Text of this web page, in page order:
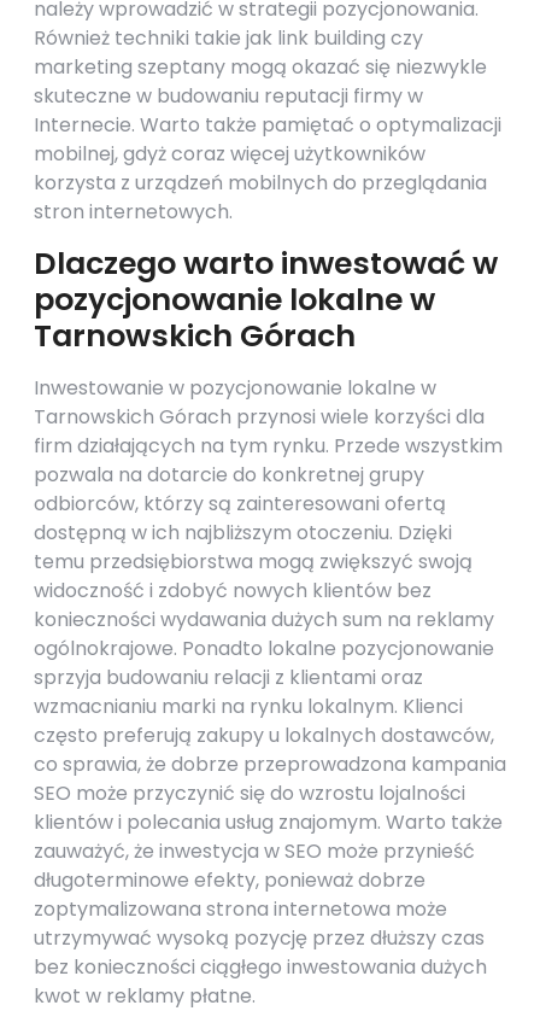
należy wprowadzić w strategii pozycjonowania.
Również techniki takie jak link building czy
marketing szeptany mogą okazać się niezwykle
skuteczne w budowaniu reputacji firmy w
Internecie. Warto także pamiętać o optymalizacji
mobilnej, gdyż coraz więcej użytkowników
korzysta z urządzeń mobilnych do przeglądania
stron internetowych.
Dlaczego warto inwestować w
pozycjonowanie lokalne w
Tarnowskich Górach
Inwestowanie w pozycjonowanie lokalne w
Tarnowskich Górach przynosi wiele korzyści dla
firm działających na tym rynku. Przede wszystkim
pozwala na dotarcie do konkretnej grupy
odbiorców, którzy są zainteresowani ofertą
dostępną w ich najbliższym otoczeniu. Dzięki
temu przedsiębiorstwa mogą zwiększyć swoją
widoczność i zdobyć nowych klientów bez
konieczności wydawania dużych sum na reklamy
ogólnokrajowe. Ponadto lokalne pozycjonowanie
sprzyja budowaniu relacji z klientami oraz
wzmacnianiu marki na rynku lokalnym. Klienci
często preferują zakupy u lokalnych dostawców,
co sprawia, że dobrze przeprowadzona kampania
SEO może przyczynić się do wzrostu lojalności
klientów i polecania usług znajomym. Warto także
zauważyć, że inwestycja w SEO może przynieść
długoterminowe efekty, ponieważ dobrze
zoptymalizowana strona internetowa może
utrzymywać wysoką pozycję przez dłuższy czas
bez konieczności ciągłego inwestowania dużych
kwot w reklamy płatne.